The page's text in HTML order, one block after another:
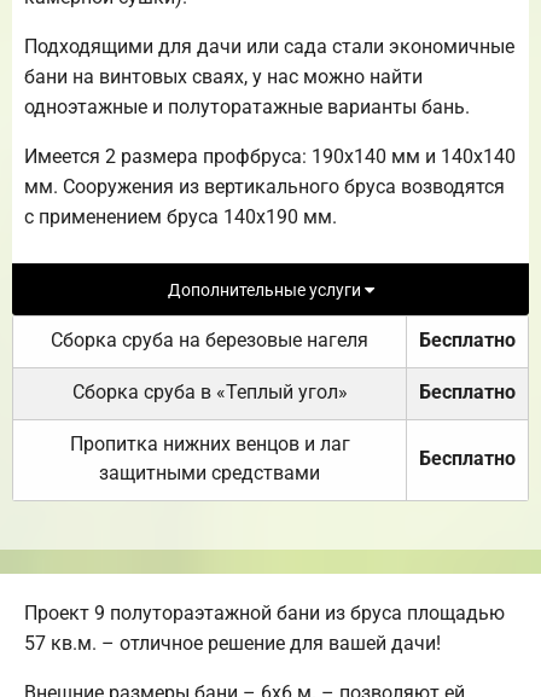
Подходящими для дачи или сада стали экономичные
бани на винтовых сваях, у нас можно найти
одноэтажные и полуторатажные варианты бань.
Имеется 2 размера профбруса: 190х140 мм и 140х140
мм. Сооружения из вертикального бруса возводятся
с применением бруса 140х190 мм.
Дополнительные услуги
Сборка сруба на березовые нагеля Бесплатно
Сборка сруба в «Теплый угол» Бесплатно
Пропитка нижних венцов и лаг
защитными средствами
Бесплатно
Проект 9 полутораэтажной бани из бруса площадью
57 кв.м. – отличное решение для вашей дачи!